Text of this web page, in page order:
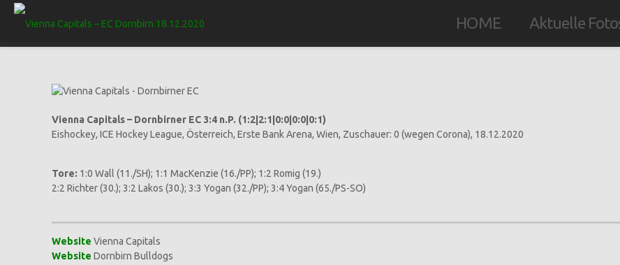
HOME Aktuelle
Vienna Capitals – Dornbirner EC 3:4 n.P. (1:2|2:1|0:0|0:0|0:1)
Eishockey, ICE Hockey League, Österreich, Erste Bank Arena, Wien, Zuschauer: 0 (wegen Corona), 18.12.2020
Tore: 1:0 Wall (11./SH); 1:1 MacKenzie (16./PP); 1:2 Romig (19.)
2:2 Richter (30.); 3:2 Lakos (30.); 3:3 Yogan (32./PP); 3:4 Yogan (65./PS-SO)
Website Vienna Capitals
Website Dornbirn Bulldogs